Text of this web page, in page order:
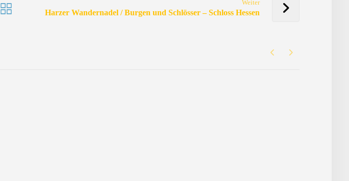
Weiter
Harzer Wandernadel / Burgen und Schlösser – Schloss Hessen